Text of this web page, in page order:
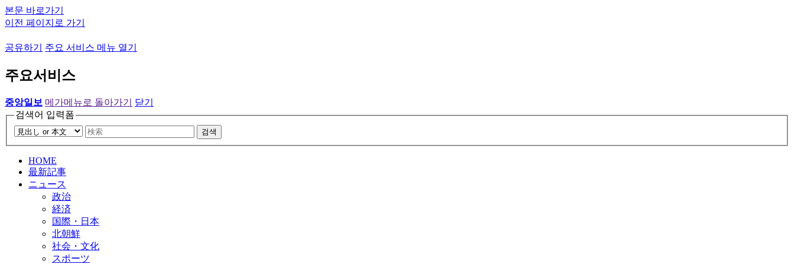
본문 바로가기
이전 페이지로 가기
공유하기 주요 서비스 메뉴 열기
주요서비스
중앙일보 메가메뉴로 돌아가기
닫기
검색어 입력폼
검색
HOME
最新記事
ニュース
政治
経済
国際・日本
北朝鮮
社会・文化
スポーツ